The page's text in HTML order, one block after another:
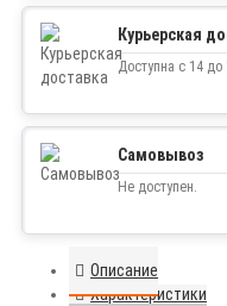
Курьерская
Доступна с 14 до
Самовывоз
Не доступен.
Описание
Характеристики